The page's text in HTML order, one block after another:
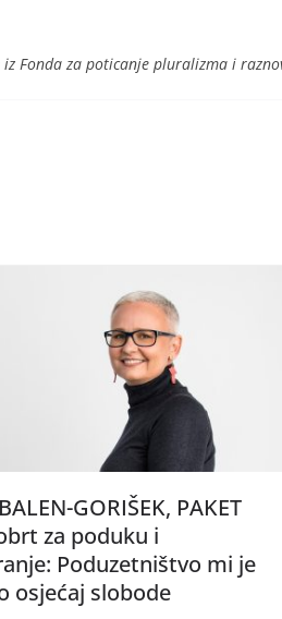
Fonda za poticanje pluralizma i
GORIŠEK, PAKET
za poduku i
Poduzetništvo mi je
osjećaj slobode